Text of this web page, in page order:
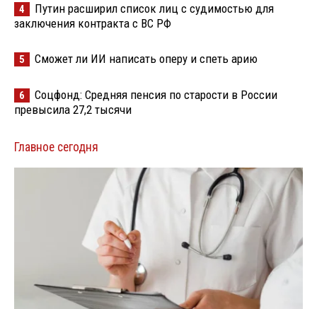
4
Путин расширил список лиц с судимостью для
заключения контракта с ВС РФ
5 Сможет ли ИИ написать оперу и спеть арию
6
Соцфонд: Средняя пенсия по старости в России
превысила 27,2 тысячи
Главное сегодня